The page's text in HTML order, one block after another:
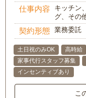
仕事内容
キッチン
グ、その
契約形態 業務委託
土日祝のみOK 高時給
家事代行スタッフ募集
インセンティブあり
こ